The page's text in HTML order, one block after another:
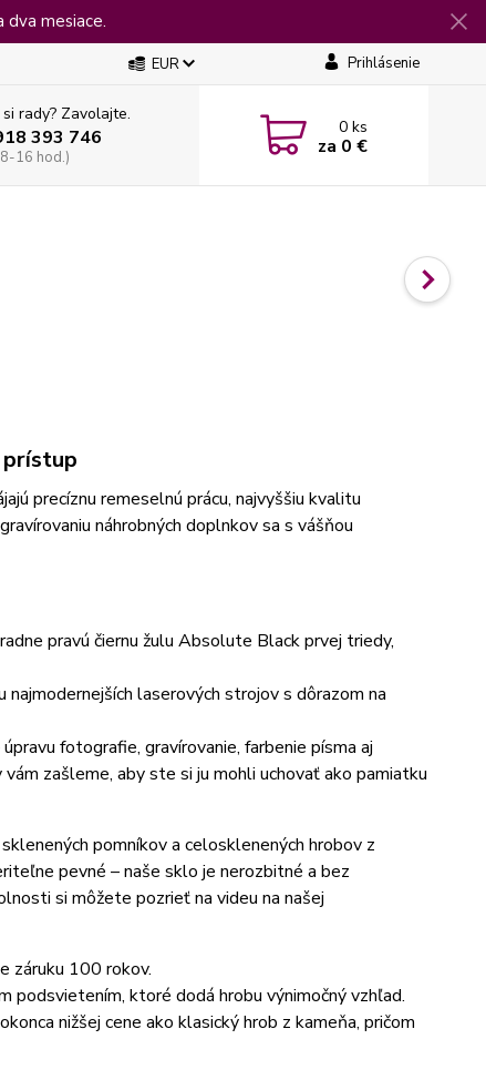
dva mesiace.
EUR Prihlásenie
rady? Zavolajte.
393 746
16 hod.)
0ks
za 0 €
precíznu remeselnú prácu, najvyššiu kvalitu
náhrobných doplnkov sa s vášňou
pravú čiernu žulu Absolute Black prvej triedy,
laserových strojov s dôrazom na
fotografie, gravírovanie, farbenie písma aj
zašleme, aby ste si ju mohli uchovať ako pamiatku
pomníkov a celosklenených hrobov z
pevné – naše sklo je nerozbitné a bez
si môžete pozrieť na videu na našej
záruku 100 rokov.
ktoré dodá hrobu výnimočný vzhľad.
nižšej cene ako klasický hrob z kameňa, pričom